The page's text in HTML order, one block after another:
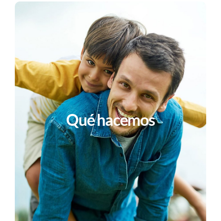
Qué hacemos
Nuestra misión: salvar
vidas
Obtenga más información sobre cómo
nuestra organización trabaja 24 horas al
día, 7 días a la semana, 365 días al año
para salvar y mejorar vidas mediante la
donación de órganos y tejidos.
Más información